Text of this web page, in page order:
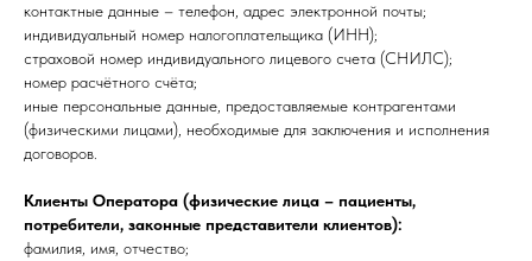
контактные данные – телефон, адрес электронной почты;
индивидуальный номер налогоплательщика (ИНН);
страховой номер индивидуального лицевого счета (СНИЛС);
номер расчётного счёта;
иные персональные данные, предоставляемые контрагентами
(физическими лицами), необходимые для заключения и исполнения
договоров.
Клиенты Оператора (физические лица – пациенты,
потребители, законные представители клиентов):
фамилия, имя, отчество;